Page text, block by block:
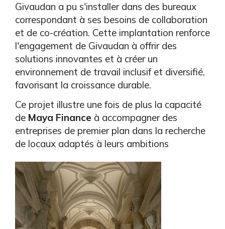
Givaudan a pu s'installer dans des bureaux
correspondant à ses besoins de collaboration
et de co-création. Cette implantation renforce
l'engagement de Givaudan à offrir des
solutions innovantes et à créer un
environnement de travail inclusif et diversifié,
favorisant la croissance durable.
Ce projet illustre une fois de plus la capacité
de Maya Finance à accompagner des
entreprises de premier plan dans la recherche
de locaux adaptés à leurs ambitions